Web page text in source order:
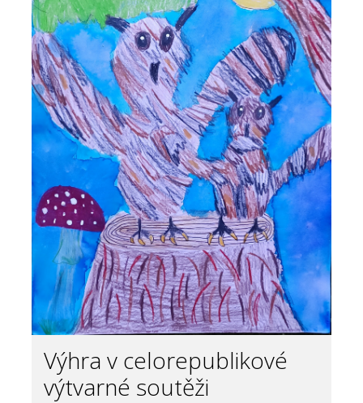
Výhra v celorepublikové
výtvarné soutěži